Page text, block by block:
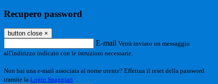
Recupero password
button close ×
E-mail Verrà inviato un messaggio
all'indirizzo indicato con le istruzioni necessarie.
Non hai una e-mail associata al nome utente? Effettua il reset della password
tramite la Login Spaggiari